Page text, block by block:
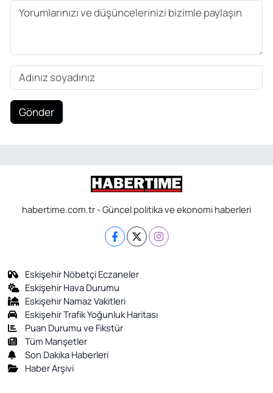
Gönder
habertime.com.tr - Güncel politika ve ekonomi haberleri
Eskişehir Nöbetçi Eczaneler
Eskişehir Hava Durumu
Eskişehir Namaz Vakitleri
Eskişehir Trafik Yoğunluk Haritası
Puan Durumu ve Fikstür
Tüm Manşetler
Son Dakika Haberleri
Haber Arşivi